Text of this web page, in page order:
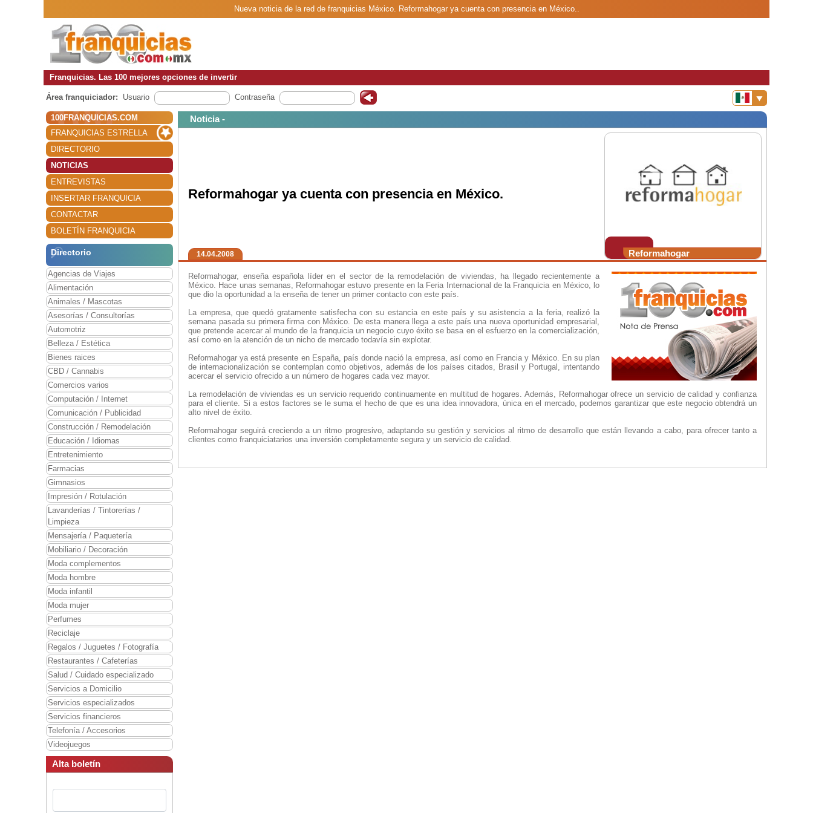
Nueva noticia de la red de franquicias México. Reformahogar ya cuenta con presencia en México..
Franquicias. Las 100 mejores opciones de invertir
Área franquiciador: Usuario Contraseña
100FRANQUICIAS.COM
FRANQUICIAS ESTRELLA
DIRECTORIO
NOTICIAS
ENTREVISTAS
INSERTAR FRANQUICIA
CONTACTAR
BOLETÍN FRANQUICIA
Directorio
Agencias de Viajes
Alimentación
Animales / Mascotas
Asesorías / Consultorías
Automotriz
Belleza / Estética
Bienes raices
CBD / Cannabis
Comercios varios
Computación / Internet
Comunicación / Publicidad
Construcción / Remodelación
Educación / Idiomas
Entretenimiento
Farmacias
Gimnasios
Impresión / Rotulación
Lavanderías / Tintorerías /
Limpieza
Mensajería / Paquetería
Mobiliario / Decoración
Moda complementos
Moda hombre
Moda infantil
Moda mujer
Perfumes
Reciclaje
Regalos / Juguetes / Fotografía
Restaurantes / Cafeterías
Salud / Cuidado especializado
Servicios a Domicilio
Servicios especializados
Servicios financieros
Telefonía / Accesorios
Videojuegos
Alta boletín
Noticia -
Reformahogar
Reformahogar ya cuenta con presencia en México.
14.04.2008
Reformahogar, enseña española líder en el sector de la remodelación de viviendas, ha llegado recientemente a
México. Hace unas semanas, Reformahogar estuvo presente en la Feria Internacional de la Franquicia en México, lo
que dio la oportunidad a la enseña de tener un primer contacto con este país.
La empresa, que quedó gratamente satisfecha con su estancia en este país y su asistencia a la feria, realizó la
semana pasada su primera firma con México. De esta manera llega a este país una nueva oportunidad empresarial,
que pretende acercar al mundo de la franquicia un negocio cuyo éxito se basa en el esfuerzo en la comercialización,
así como en la atención de un nicho de mercado todavía sin explotar.
Reformahogar ya está presente en España, país donde nació la empresa, así como en Francia y México. En su plan
de internacionalización se contemplan como objetivos, además de los países citados, Brasil y Portugal, intentando
acercar el servicio ofrecido a un número de hogares cada vez mayor.
La remodelación de viviendas es un servicio requerido continuamente en multitud de hogares. Además, Reformahogar ofrece un servicio de calidad y confianza
para el cliente. Si a estos factores se le suma el hecho de que es una idea innovadora, única en el mercado, podemos garantizar que este negocio obtendrá un
alto nivel de éxito.
Reformahogar seguirá creciendo a un ritmo progresivo, adaptando su gestión y servicios al ritmo de desarrollo que están llevando a cabo, para ofrecer tanto a
clientes como franquiciatarios una inversión completamente segura y un servicio de calidad.